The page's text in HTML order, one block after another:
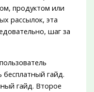
продуктом или
рассылок, эта
шаг за
бесплатный гайд.
гайд. Второе